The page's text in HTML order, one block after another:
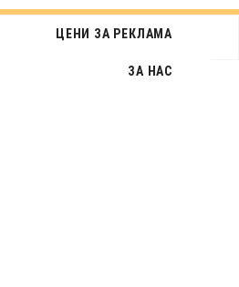
ЦЕНИ ЗА РЕКЛАМА
ЗА НАС